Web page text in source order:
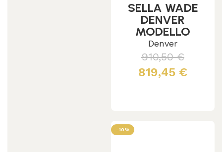
SELLA WADE
DENVER
MODELLO
ROUGH OUT
Denver
910,50€
819,45 €
-10%